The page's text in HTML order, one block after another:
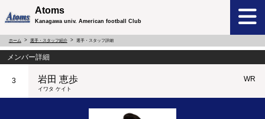
Atoms
Kanagawa univ. American football Club
ホーム 選手・スタッフ紹介 選手・スタッフ詳細
メンバー詳細
3 岩田 恵歩
イワタ ケイト
WR